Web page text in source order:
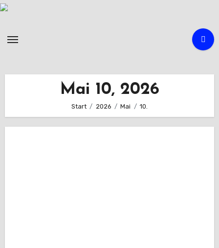
Zum
Mai 10, 2026
Start 2026 Mai 10.